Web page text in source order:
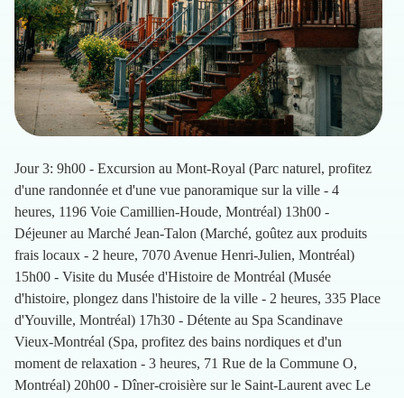
Jour 3: 9h00 - Excursion au Mont-Royal (Parc naturel, profitez
d'une randonnée et d'une vue panoramique sur la ville - 4
heures, 1196 Voie Camillien-Houde, Montréal) 13h00 -
Déjeuner au Marché Jean-Talon (Marché, goûtez aux produits
frais locaux - 2 heure, 7070 Avenue Henri-Julien, Montréal)
15h00 - Visite du Musée d'Histoire de Montréal (Musée
d'histoire, plongez dans l'histoire de la ville - 2 heures, 335 Place
d'Youville, Montréal) 17h30 - Détente au Spa Scandinave
Vieux-Montréal (Spa, profitez des bains nordiques et d'un
moment de relaxation - 3 heures, 71 Rue de la Commune O,
Montréal) 20h00 - Dîner-croisière sur le Saint-Laurent avec Le